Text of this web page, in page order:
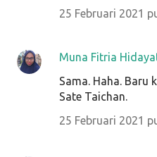
25 Februari 2021
Muna Fitria
Sama. Haha. Baru
Sate Taichan.
25 Februari 2021